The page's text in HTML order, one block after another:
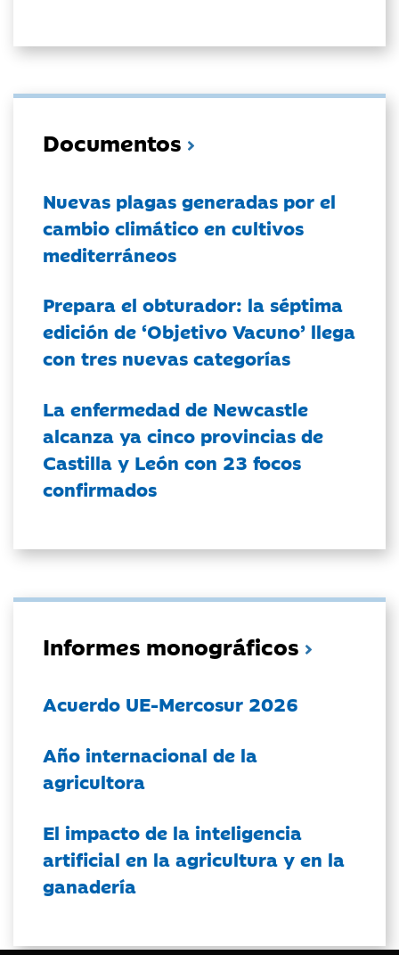
Documentos
Nuevas plagas generadas por el
cambio climático en cultivos
mediterráneos
Prepara el obturador: la séptima
edición de ‘Objetivo Vacuno’ llega
con tres nuevas categorías
La enfermedad de Newcastle
alcanza ya cinco provincias de
Castilla y León con 23 focos
confirmados
Informes monográficos
Acuerdo UE-Mercosur 2026
Año internacional de la
agricultora
El impacto de la inteligencia
artificial en la agricultura y en la
ganadería